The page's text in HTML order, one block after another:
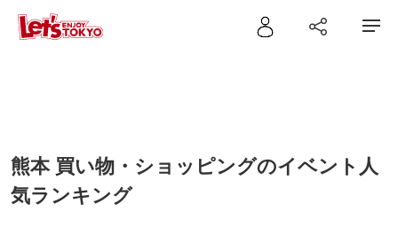
熊本 買い物・ショッピングのイベント人
気ランキング